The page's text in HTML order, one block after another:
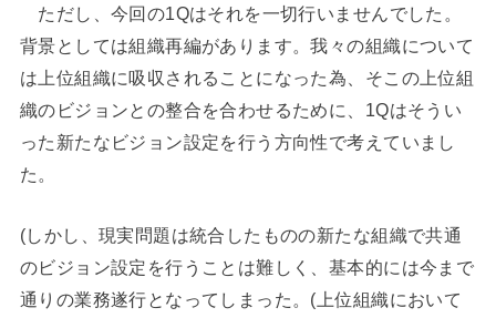
ただし、今回の1Qはそれを一切行いませんでした。
背景としては組織再編があります。我々の組織について
は上位組織に吸収されることになった為、そこの上位組
織のビジョンとの整合を合わせるために、1Qはそうい
った新たなビジョン設定を行う方向性で考えていまし
た。
(しかし、現実問題は統合したものの新たな組織で共通
のビジョン設定を行うことは難しく、基本的には今まで
通りの業務遂行となってしまった。(上位組織において